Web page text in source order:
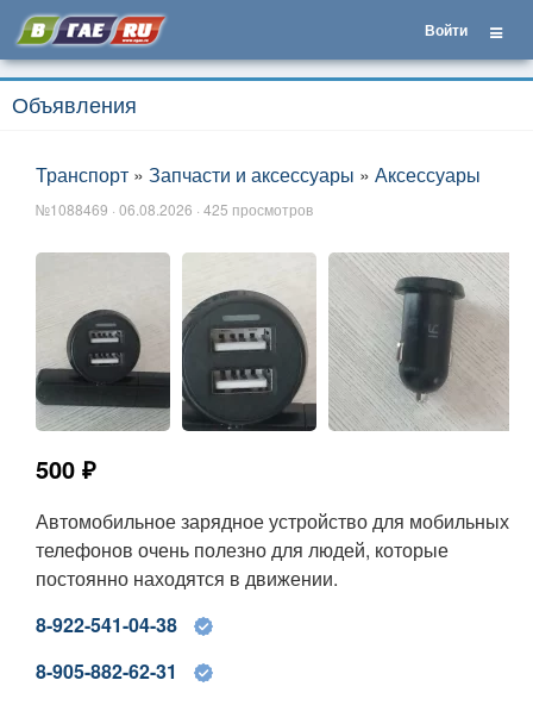
Войти
Объявления
Транспорт » Запчасти и аксессуары » Аксессуары
№1088469 · 06.08.2026 · 425 просмотров
500 ₽
Автомобильное зарядное устройство для мобильных
телефонов очень полезно для людей, которые
постоянно находятся в движении.
8-922-541-04-38
8-905-882-62-31